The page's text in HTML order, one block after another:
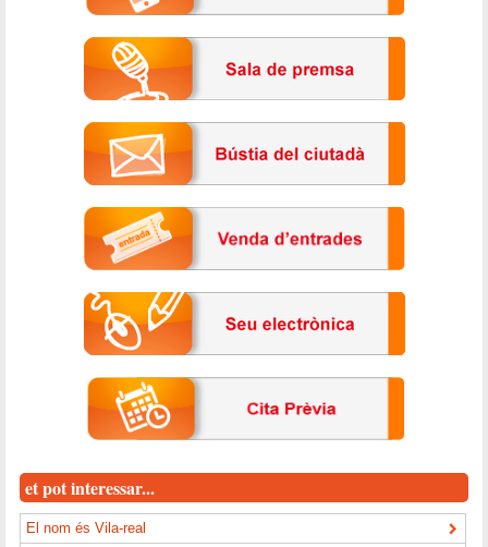
et pot interessar...
El nom és Vila-real